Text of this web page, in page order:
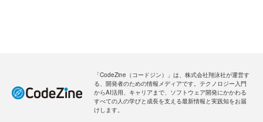
「CodeZine（コードジン）」は、株式会社翔泳社が運営す
る、開発者のための情報メディアです。テクノロジー入門
からAI活用、キャリアまで、ソフトウェア開発にかかわる
すべての人の学びと成長を支える最新情報と実践知をお届
けします。